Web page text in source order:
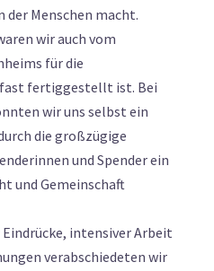
der Menschen macht.
wir auch vom
für die
fertiggestellt ist. Bei
wir uns selbst ein
die großzügige
und Spender ein
und Gemeinschaft
intensiver Arbeit
verabschiedeten wir